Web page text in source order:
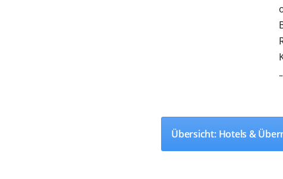
Übersicht: Hotels &